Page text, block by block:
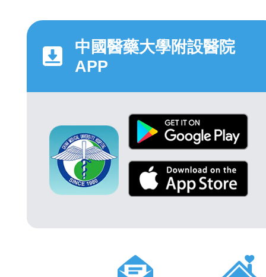
中國醫藥大學附設醫院
APP